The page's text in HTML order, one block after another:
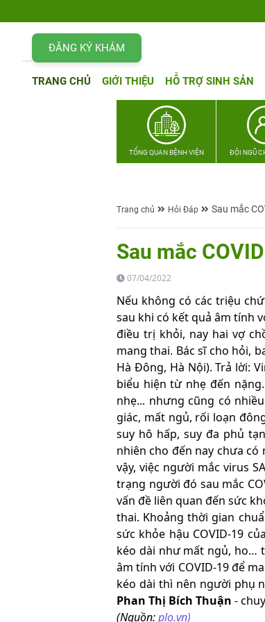
ĐĂNG KÝ KHÁM
TRANG CHỦ GIỚI THIỆU HỖ TRỢ SINH SẢN
TỔNG QUAN BỆNH VIỆN ĐỘI NGŨ
Trang chủ Hỏi Đáp Sau mắc
Sau mắc
07/04/2022
Nếu không có các triệu
sau khi có kết quả âm tính
điều trị khỏi, nay hai vợ
mang thai. Bác sĩ cho hỏi,
Hà Đông, Hà Nội). Trả lời:
biểu hiện từ nhẹ đến
nhẹ... nhưng cũng có
giác, mất ngủ, rối loạn
suy hô hấp, suy đa phủ
nhiên cho đến nay chưa có
vậy, việc người mắc virus
trạng người đó sau mắc
vấn đề liên quan đến sức
thai. Khoảng thời gian
sức khỏe hậu COVID-19
kéo dài như mất ngủ, ho…
âm tính với COVID-19 để
kéo dài thì nên người phụ
Phan Thị Bích Thuận -
(Nguồn:plo.vn)